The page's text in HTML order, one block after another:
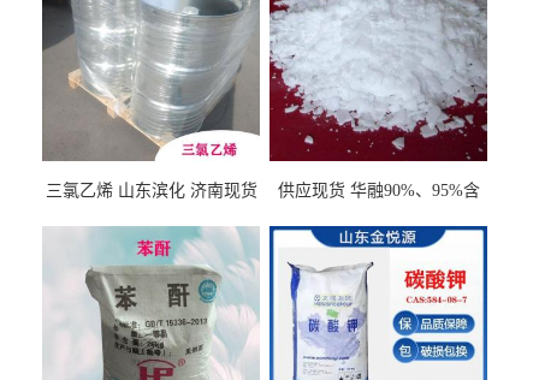
三氯乙烯 山东滨化 济南现货
供应现货 华融90%、95%含